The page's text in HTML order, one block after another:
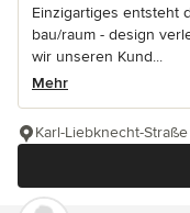
Einzigartiges entsteht
bau/raum - design
wir unseren Kund...
Mehr
Karl-Liebknecht-